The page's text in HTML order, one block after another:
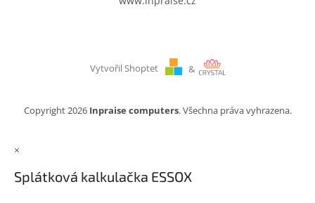
Vytvořil Shoptet &
Copyright 2026 Inpraise computers. Všechna práva vyhrazena.
×
Splátková kalkulačka ESSOX